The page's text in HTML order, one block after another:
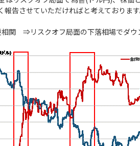
告させていただければと考えております
関 ⇒リスクオフ局面の下落相場でダウ